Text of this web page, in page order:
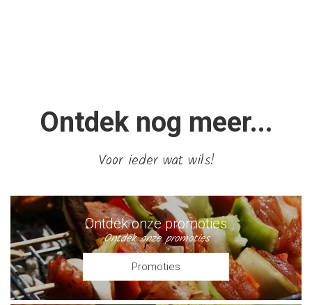
Ontdek nog meer...
Voor ieder wat wils!
Ontdek onze promoties
Ontdek onze promoties
Promoties